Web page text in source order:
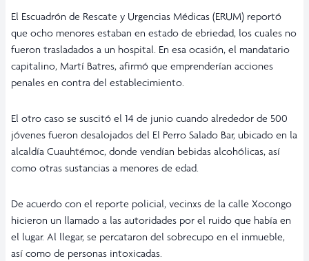
El Escuadrón de Rescate y Urgencias Médicas (ERUM) reportó
que ocho menores estaban en estado de ebriedad, los cuales no
fueron trasladados a un hospital. En esa ocasión, el mandatario
capitalino, Martí Batres, afirmó que emprenderían acciones
penales en contra del establecimiento.
El otro caso se suscitó el 14 de junio cuando alrededor de 500
jóvenes fueron desalojados del El Perro Salado Bar, ubicado en la
alcaldía Cuauhtémoc, donde vendían bebidas alcohólicas, así
como otras sustancias a menores de edad.
De acuerdo con el reporte policial, vecinxs de la calle Xocongo
hicieron un llamado a las autoridades por el ruido que había en
el lugar. Al llegar, se percataron del sobrecupo en el inmueble,
así como de personas intoxicadas.